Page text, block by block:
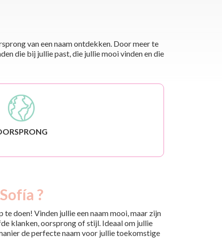
van een naam ontdekken. Door meer te
die bij jullie past, die jullie mooi vinden en die
?
doen! Vinden jullie een naam mooi, maar zijn
klanken, oorsprong of stijl. Ideaal om jullie
de perfecte naam voor jullie toekomstige